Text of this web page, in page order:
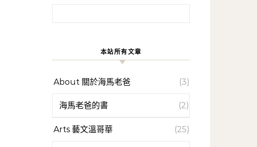
本站所有文章
About 關於海馬老爸 (3)
海馬老爸的書 (2)
Arts 藝文溫哥華 (25)